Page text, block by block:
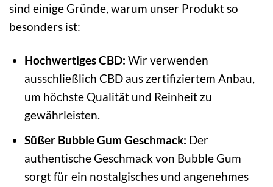
sind einige Gründe, warum unser Produkt so
besonders ist:
Hochwertiges CBD: Wir verwenden
ausschließlich CBD aus zertifiziertem Anbau,
um höchste Qualität und Reinheit zu
gewährleisten.
Süßer Bubble Gum Geschmack: Der
authentische Geschmack von Bubble Gum
sorgt für ein nostalgisches und angenehmes